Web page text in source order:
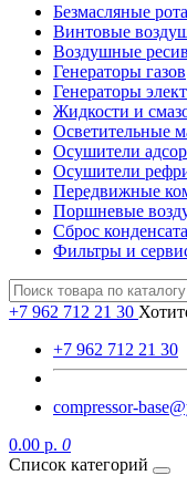
Безмасляные
Винтовые
Воздушные
Генераторы газов
Генераторы
Жидкости и
Осветительные
Осушители
Осушители
Передвижные
Поршневые
Сброс
Фильтры и
+7 962 712 21 30
+7 962 712 21 30
compressor-
0.00 р. 0
Список категорий